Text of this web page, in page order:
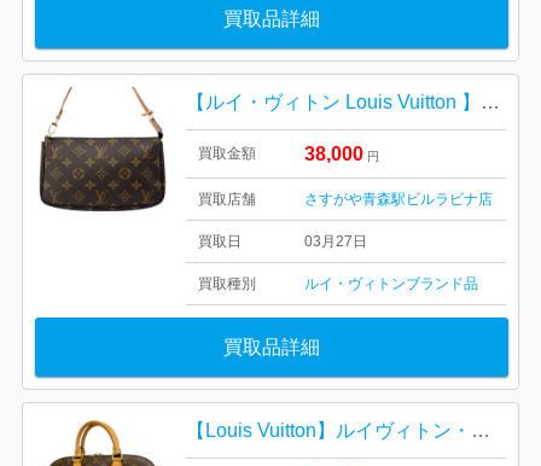
買取品詳細
【ルイ・ヴィトン Louis Vuitton 】ポシェット・アクセシソワール・モノグラム・キャンバス・レディース・ブランド
買取金額 38,000 円
買取店舗 さすがや青森駅ビルラビナ店
買取日 03月27日
買取種別 ルイ・ヴィトンブランド品
買取品詳細
【Louis Vuitton】ルイヴィトン・アルマ・ モノグラム ・ブランドバック